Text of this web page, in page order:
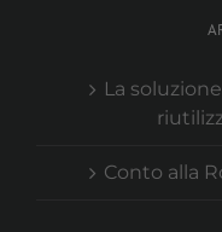
La
Conto alla